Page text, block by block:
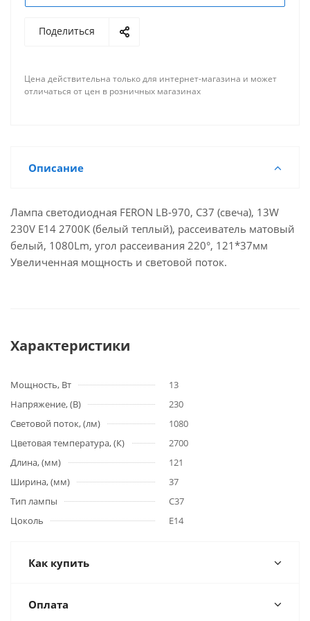
Поделиться
Цена действительна только для интернет-магазина и может
отличаться от цен в розничных магазинах
Описание
Лампа светодиодная FERON LB-970, C37 (свеча), 13W
230V E14 2700К (белый теплый), рассеиватель матовый
белый, 1080Lm, угол рассеивания 220°, 121*37мм
Увеличенная мощность и световой поток.
Характеристики
Мощность, Вт
13
Напряжение, (В)
230
Световой поток, (лм)
1080
Цветовая температура, (К)
2700
Длина, (мм)
121
Ширина, (мм)
37
Тип лампы
C37
Цоколь
E14
Как купить
Оплата